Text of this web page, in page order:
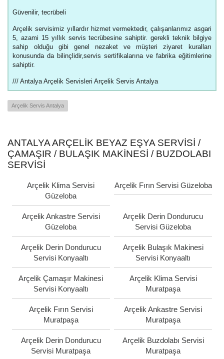
Güvenilir, tecrübeli
Arçelik servisimiz yıllardır hizmet vermektedir, çalışanlarımız asgari
5, azami 15 yıllık servis tecrübesine sahiptir. gerekli teknik bilgiye
sahip olduğu gibi genel nezaket ve müşteri ziyaret kuralları
konusunda da bilinçlidir,servis sertifikalarına ve fabrika eğitimlerine
sahiptir.
/// Antalya Arçelik Servisleri Arçelik Servis Antalya
Arçelik Servis Antalya
ANTALYA ARÇELIK BEYAZ EŞYA SERVISI /
ÇAMAŞIR / BULAŞIK MAKINESI / BUZDOLABI
SERVISI
Arçelik Klima Servisi
Güzeloba
Arçelik Fırın Servisi Güzeloba
Arçelik Ankastre Servisi
Güzeloba
Arçelik Derin Dondurucu
Servisi Güzeloba
Arçelik Derin Dondurucu
Servisi Konyaaltı
Arçelik Bulaşık Makinesi
Servisi Konyaaltı
Arçelik Çamaşır Makinesi
Servisi Konyaaltı
Arçelik Klima Servisi
Muratpaşa
Arçelik Fırın Servisi
Muratpaşa
Arçelik Ankastre Servisi
Muratpaşa
Arçelik Derin Dondurucu
Servisi Muratpaşa
Arçelik Buzdolabı Servisi
Muratpaşa